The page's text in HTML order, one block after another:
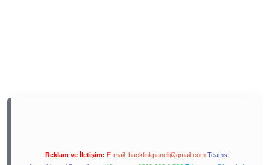
Reklam ve İletişim: E-mail: backlinkpaneli@gmail.com Teams: